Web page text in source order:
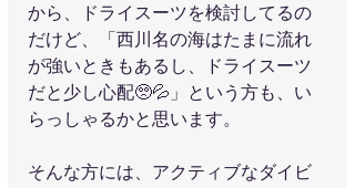
から、ドライスーツを検討してるの
だけど、「西川名の海はたまに流れ
が強いときもあるし、ドライスーツ
だと少し心配🥺💦」という方も、い
らっしゃるかと思います。
そんな方には、アクティブなダイビ